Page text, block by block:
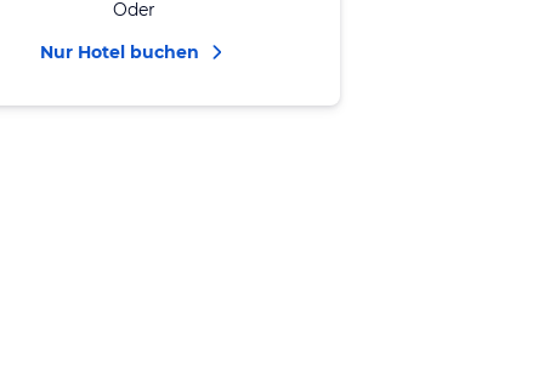
Oder
Nur Hotel buchen